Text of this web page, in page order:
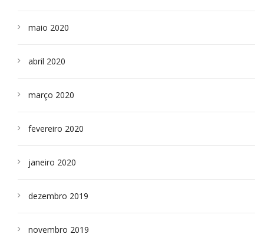
maio 2020
abril 2020
março 2020
fevereiro 2020
janeiro 2020
dezembro 2019
novembro 2019